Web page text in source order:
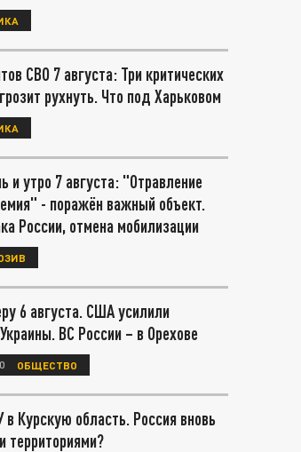
СВО 7 августа: Три критических
рухнуть. Что под Харьковом
и утро 7 августа: "Отравление
- поражён важный объект.
России, отмена мобилизации
6 августа. США усилили
ВС России – в Орехове
ОБЩЕСТВО
Курскую область. Россия вновь
территориями?